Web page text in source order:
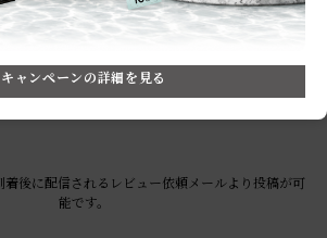
後に配信されるレビュー依頼メールより投稿が可
能です。
キャンペーンの詳細を見る